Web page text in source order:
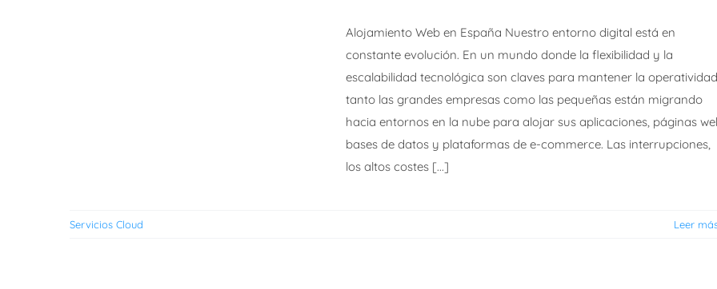
Alojamiento Web en España Nuestro entorno digital está en
constante evolución. En un mundo donde la flexibilidad y la
escalabilidad tecnológica son claves para mantener la
tanto las grandes empresas como las pequeñas están migrando
hacia entornos en la nube para alojar sus aplicaciones, páginas
bases de datos y plataformas de e-commerce. Las interrupciones,
los altos costes [...]
Servicios Cloud Leer